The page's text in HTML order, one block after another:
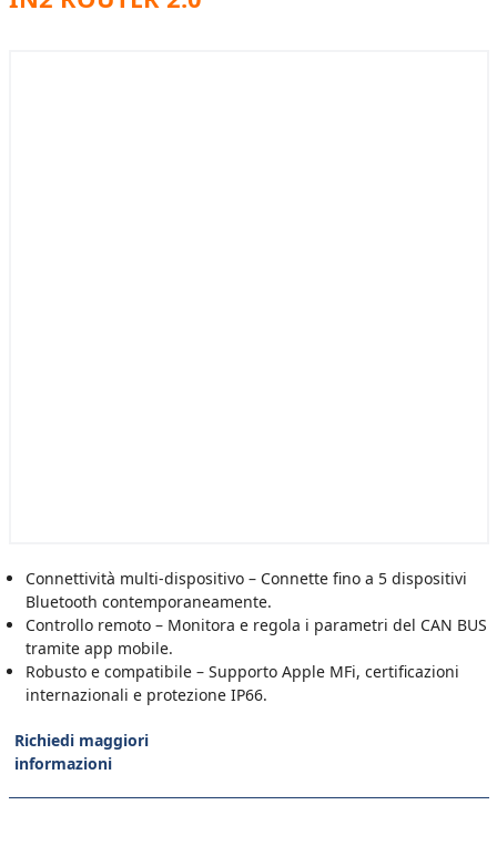
Connettività multi-dispositivo – Connette fino a 5 dispositivi
Bluetooth contemporaneamente.
Controllo remoto – Monitora e regola i parametri del CAN BUS
tramite app mobile.
Robusto e compatibile – Supporto Apple MFi, certificazioni
internazionali e protezione IP66.
Richiedi maggiori
informazioni